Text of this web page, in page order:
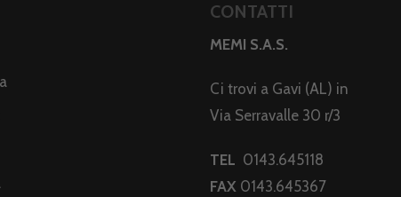
CONTATTI
MEMI S.A.S.
Ci trovi a Gavi (AL) in
Via Serravalle 30 r/3
TEL 0143.645118
FAX 0143.645367